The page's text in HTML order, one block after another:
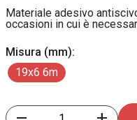
Materiale adesivo
occasioni in cui è
Misura (mm):
19x6 6m